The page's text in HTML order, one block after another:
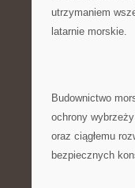
utrzymaniem
latarnie morskie.
Budownictwo
ochrony
‍oraz ciągłemu
⁤bezpiecznych